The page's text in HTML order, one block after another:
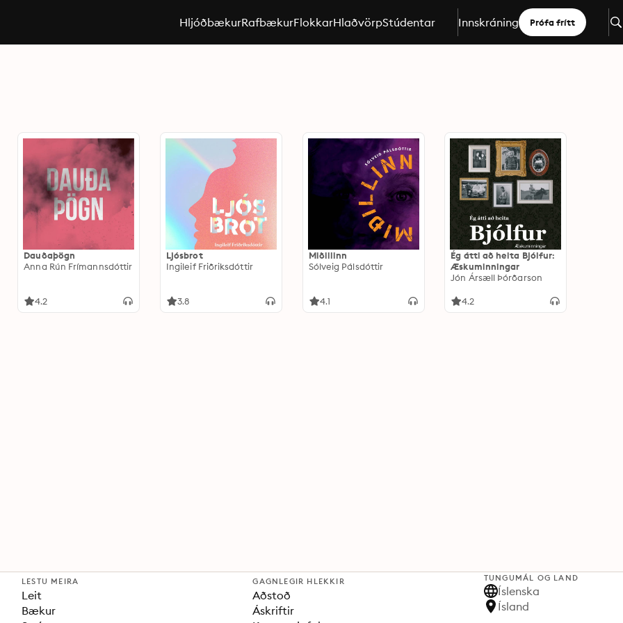
HljóðbækurRafbækurFlokkarHlaðvörpStúdentar Innskráning Prófa frítt
Dauðaþögn
Anna Rún Frímannsdóttir
4.2
Ljósbrot
Ingileif Friðriksdóttir
3.8
Miðillinn
Sólveig Pálsdóttir
4.1
Ég átti að heita Bjólfur:
Æskuminningar
Jón Ársæll Þórðarson
4.2
LESTU MEIRA
Leit
Bækur
GAGNLEGIR HLEKKIR
Aðstoð
Áskriftir
TUNGUMÁL OG LAND
Íslenska
Ísland